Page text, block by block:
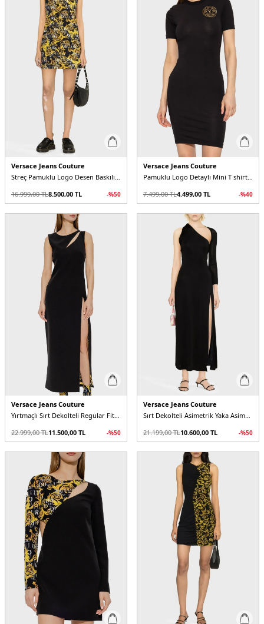
Versace Jeans Couture
Streç Pamuklu Logo Desen Baskılı Regular Fit Mini Kadın Elbise
16.999,00TL8.500,00 TL -%50
Versace Jeans Couture
Pamuklu Logo Detaylı Mini T shirt Kadın Elbise
7.499,00TL4.499,00 TL -%40
Versace Jeans Couture
Yırtmaçlı Sırt Dekolteli Regular Fit Midi Kadın Elbise
22.999,00TL11.500,00 TL -%50
Versace Jeans Couture
Sırt Dekolteli Asimetrik Yaka Asimetrik Kol Regular Fit Kadın Elbise
21.199,00TL10.600,00 TL -%50